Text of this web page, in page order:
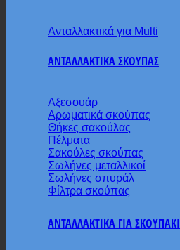
Ανταλλακτικά για Multi
ΑΝΤΑΛΛΑΚΤΙΚΑ ΣΚΟΥΠΑΣ
Αξεσουάρ
Αρωματικά σκούπας
Θήκες σακούλας
Πέλματα
Σακούλες σκούπας
Σωλήνες μεταλλικοί
Σωλήνες σπυράλ
Φίλτρα σκούπας
ΑΝΤΑΛΛΑΚΤΙΚΑ ΓΙΑ ΣΚΟΥΠΑΚΙ